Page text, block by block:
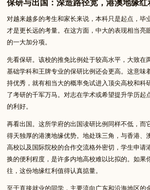
保研与出国：深造路径宽，港澳地缘红
对越来越多的考生和家长来说，本科只是起点，毕
才是更长远的考量。在这方面，中大的表现相当亮
的一大加分项。
先看保研。该校的推免比例处于较高水平，大致在
基础学科和王牌专业的保研比例还会更高。这意味
持优秀，就有相当大的概率免试进入顶尖高校和科
了考研的千军万马。对志在学术或希望提升学历起
的利好。
再看出国。这所学府的出国读研比例同样不低，而
得天独厚的港澳地缘优势。地处珠三角，与香港、
高校以及国际院校的合作交流格外密切，学生申请
换的便利程度，是许多内地高校难以比拟的。如果
往，这份地缘红利值得认真掂量。